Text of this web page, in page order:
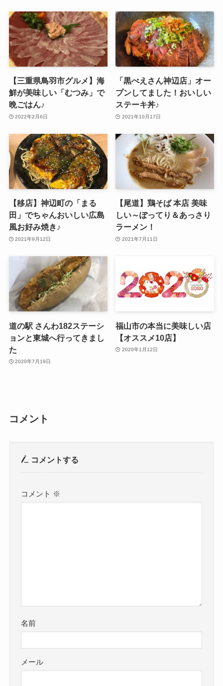
【三重県鳥羽市グルメ】海
鮮が美味しい「むつみ」で
晩ごはん♪
2022年2月6日
「黒べえさん神辺店」オー
プンしてました！おいしい
ステーキ丼♪
2021年10月17日
【移店】神辺町の「まる
田」でちゃんおいしい広島
風お好み焼き♪
2021年9月12日
【尾道】鶏そば 本店 美味
しい～ぽってり＆あっさり
ラーメン！
2021年7月11日
道の駅 さんわ182ステーシ
ョンと東城へ行ってきまし
た
2020年7月19日
福山市の本当に美味しい店
【オススメ10店】
2020年1月12日
コメント
コメントする
コメント ※
名前
メール